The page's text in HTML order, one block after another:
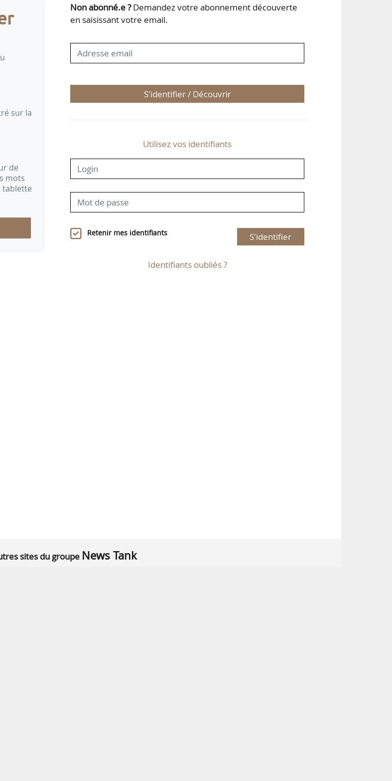
sur la
de
mots
tablette
Non abonné.e ?Demandez votre abonnement découverte
en saisissant votre email.
S'identifier / Découvrir
Utilisez vos identifiants
Retenir mes identifiants S'identifier
Identifiants oubliés ?
sites du groupe News Tank